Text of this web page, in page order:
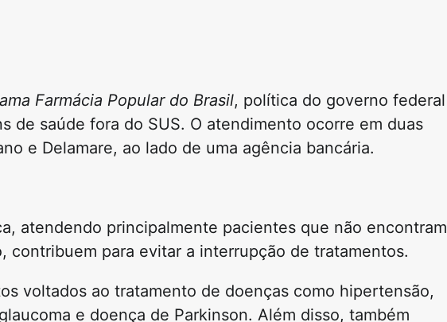
Farmácia Popular do Brasil, política do governo federal
de saúde fora do SUS. O atendimento ocorre em duas
e Delamare, ao lado de uma agência bancária.
atendendo principalmente pacientes que não encontram
contribuem para evitar a interrupção de tratamentos.
voltados ao tratamento de doenças como hipertensão,
e doença de Parkinson. Além disso, também